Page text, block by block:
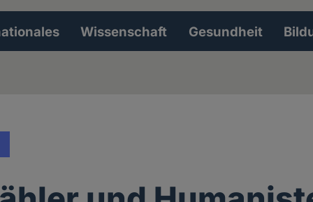
Wissenschaft Gesundheit